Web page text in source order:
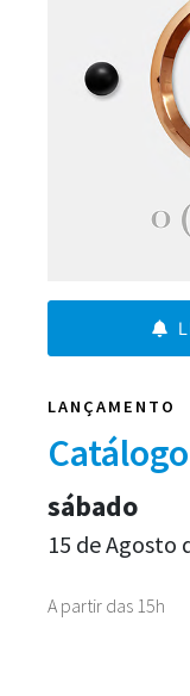
LANÇAMENTO
A partir das 15h
sábado
15 de Agosto